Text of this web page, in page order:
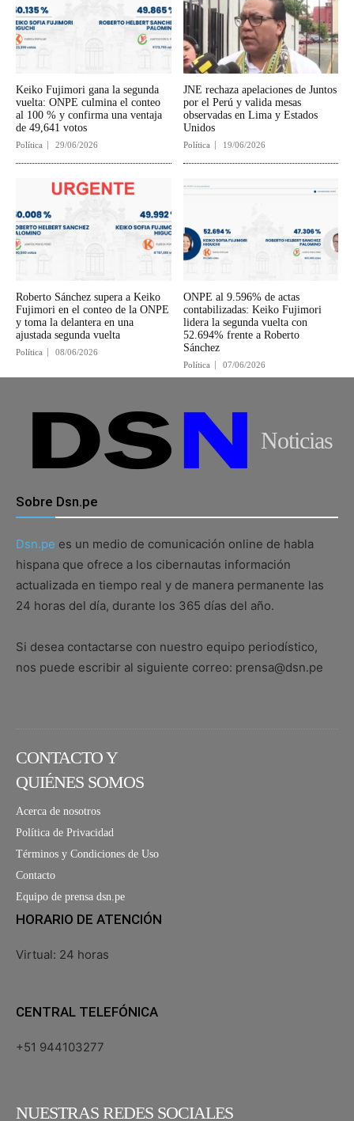
Keiko Fujimori gana la segunda
vuelta: ONPE culmina el conteo
al 100 % y confirma una ventaja
de 49,641 votos
Política 29/06/2026
JNE rechaza apelaciones de Juntos
por el Perú y valida mesas
observadas en Lima y Estados
Unidos
Política 19/06/2026
Roberto Sánchez supera a Keiko
Fujimori en el conteo de la ONPE
y toma la delantera en una
ajustada segunda vuelta
Política 08/06/2026
ONPE al 9.596% de actas
contabilizadas: Keiko Fujimori
lidera la segunda vuelta con
52.694% frente a Roberto
Sánchez
Política 07/06/2026
Noticias
Sobre Dsn.pe
Dsn.pe es un medio de comunicación online de habla
hispana que ofrece a los cibernautas información
actualizada en tiempo real y de manera permanente las
24 horas del día, durante los 365 días del año.
Si desea contactarse con nuestro equipo periodístico,
nos puede escribir al siguiente correo: prensa@dsn.pe
CONTACTO Y
QUIÉNES SOMOS
Acerca de nosotros
Política de Privacidad
Términos y Condiciones de Uso
Contacto
Equipo de prensa dsn.pe
HORARIO DE ATENCIÓN
Virtual: 24 horas
CENTRAL TELEFÓNICA
+51 944103277
NUESTRAS REDES SOCIALES